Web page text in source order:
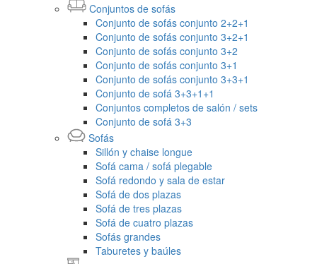
Conjuntos de sofás
Conjunto de sofás conjunto 2+2+1
Conjunto de sofás conjunto 3+2+1
Conjunto de sofás conjunto 3+2
Conjunto de sofás conjunto 3+1
Conjunto de sofás conjunto 3+3+1
Conjunto de sofá 3+3+1+1
Conjuntos completos de salón / sets
Conjunto de sofá 3+3
Sofás
Sillón y chaise longue
Sofá cama / sofá plegable
Sofá redondo y sala de estar
Sofá de dos plazas
Sofá de tres plazas
Sofá de cuatro plazas
Sofás grandes
Taburetes y baúles